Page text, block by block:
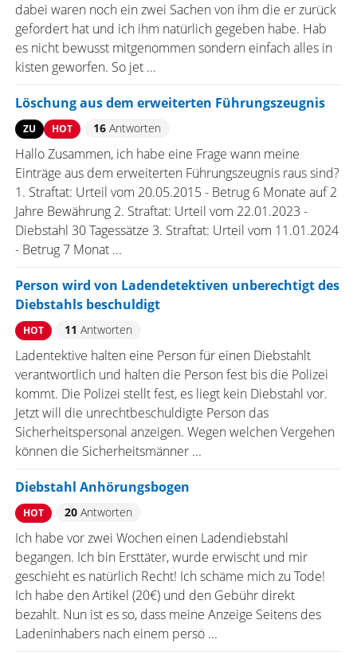
dabei waren noch ein zwei Sachen von ihm die er zurück
gefordert hat und ich ihm natürlich gegeben habe. Hab
es nicht bewusst mitgenommen sondern einfach alles in
kisten geworfen. So jet ...
Löschung aus dem erweiterten Führungszeugnis
ZU HOT 16Antworten
Hallo Zusammen, ich habe eine Frage wann meine
Einträge aus dem erweiterten Führungszeugnis raus sind?
1. Straftat: Urteil vom 20.05.2015 - Betrug 6 Monate auf 2
Jahre Bewährung 2. Straftat: Urteil vom 22.01.2023 -
Diebstahl 30 Tagessätze 3. Straftat: Urteil vom 11.01.2024
- Betrug 7 Monat ...
Person wird von Ladendetektiven unberechtigt des
Diebstahls beschuldigt
HOT 11 Antworten
Ladentektive halten eine Person für einen Diebstahlt
verantwortlich und halten die Person fest bis die Polizei
kommt. Die Polizei stellt fest, es liegt kein Diebstahl vor.
Jetzt will die unrechtbeschuldigte Person das
Sicherheitspersonal anzeigen. Wegen welchen Vergehen
können die Sicherheitsmänner ...
Diebstahl Anhörungsbogen
HOT 20Antworten
Ich habe vor zwei Wochen einen Ladendiebstahl
begangen. Ich bin Ersttäter, wurde erwischt und mir
geschieht es natürlich Recht! Ich schäme mich zu Tode!
Ich habe den Artikel (20€) und den Gebühr direkt
bezahlt. Nun ist es so, dass meine Anzeige Seitens des
Ladeninhabers nach einem persö ...